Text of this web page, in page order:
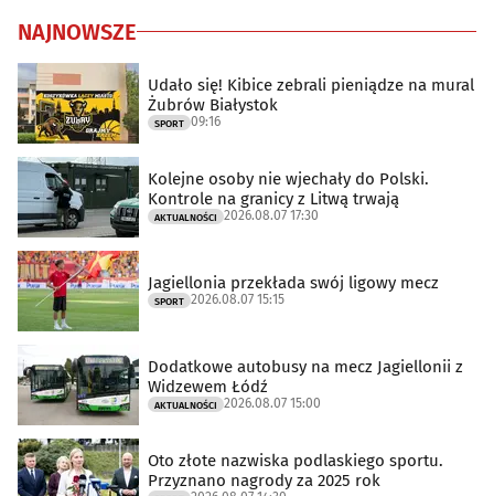
NAJNOWSZE
Udało się! Kibice zebrali pieniądze na mural
Żubrów Białystok
SPORT 09:16
Kolejne osoby nie wjechały do Polski.
Kontrole na granicy z Litwą trwają
AKTUALNOŚCI 2026.08.07 17:30
Jagiellonia przekłada swój ligowy mecz
SPORT 2026.08.07 15:15
Dodatkowe autobusy na mecz Jagiellonii z
Widzewem Łódź
AKTUALNOŚCI 2026.08.07 15:00
Oto złote nazwiska podlaskiego sportu.
Przyznano nagrody za 2025 rok